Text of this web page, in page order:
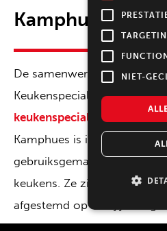
Kamphues
De samenwerking tussen
Keukenspecialisten.nl laat
keukenspecialisten
Kamphues is iemand die
gebruiksgemak, en dat
keukens. Ze zijn stijlvol,
afgestemd op wat jij nodig
NIET-